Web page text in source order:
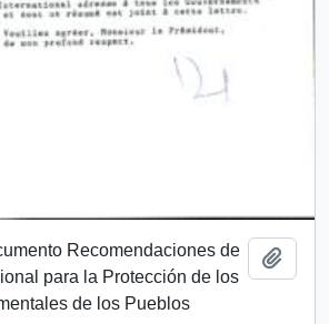
Recomendaciones de
para la Protección de los
de los Pueblos